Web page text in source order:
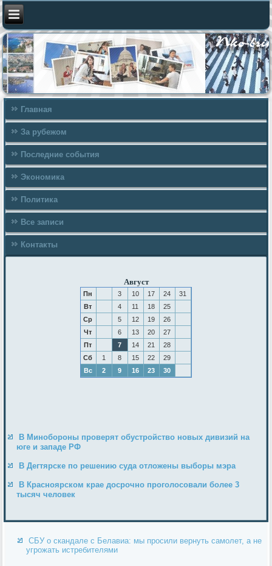
Главная
За рубежом
Последние события
Экономика
Политика
Все записи
Контакты
Август
Пн 3 10 17 24
31
Вт
4 11 18
25
Ср
5 12 19
26
Чт
6 13 20
27
Пт
7 14 21
28
Сб
1 8 15 22
29
Вс
2 9 16 23 30
В Минобороны проверят обустройство новых дивизий на
юге и западе РФ
В Дегтярске по решению суда отложены выборы мэра
В Красноярском крае досрочно проголосовали более 3
тысяч человек
СБУ о скандале с Белавиа: мы просили вернуть самолет, а не
угрожать истребителями